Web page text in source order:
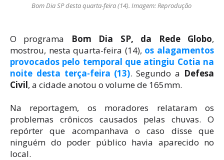
Bom Dia SP desta quarta-feira (14). Imagem: Reprodução
O programa Bom Dia SP, da Rede Globo,
mostrou, nesta quarta-feira (14), os alagamentos
provocados pelo temporal que atingiu Cotia na
noite desta terça-feira (13). Segundo a Defesa
Civil, a cidade anotou o volume de 165mm.
Na reportagem, os moradores relataram os
problemas crônicos causados pelas chuvas. O
repórter que acompanhava o caso disse que
ninguém do poder público havia aparecido no
local.